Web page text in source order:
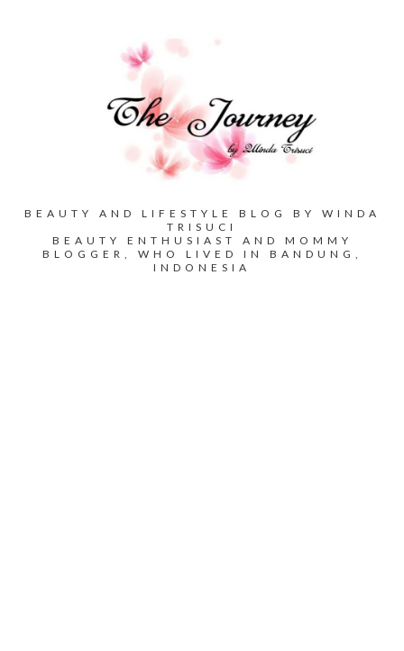
BEAUTY AND LIFESTYLE BLOG BY WINDA
TRISUCI
BEAUTY ENTHUSIAST AND MOMMY
BLOGGER, WHO LIVED IN BANDUNG,
INDONESIA